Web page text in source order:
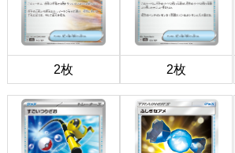
2枚 2枚